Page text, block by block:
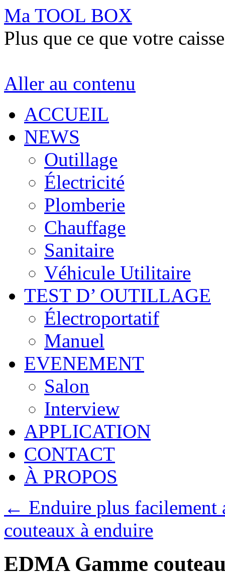
Ma TOOL BOX
Plus que ce que votre
Aller au contenu
ACCUEIL
NEWS
Outillage
Électricité
Plomberie
Chauffage
Sanitaire
Véhicule Utilitaire
TEST D’ OUTILLAGE
Électroportatif
Manuel
EVENEMENT
Salon
Interview
APPLICATION
CONTACT
À PROPOS
← Enduire plus facilement
couteaux à enduire
EDMA Gamme